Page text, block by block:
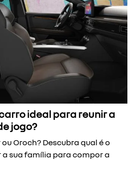
ideal para reunir a
jogo?
Oroch? Descubra qual é o
sua família para compor a